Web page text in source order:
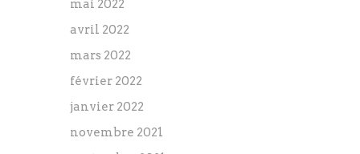
mai 2022
avril 2022
mars 2022
février 2022
janvier 2022
novembre 2021